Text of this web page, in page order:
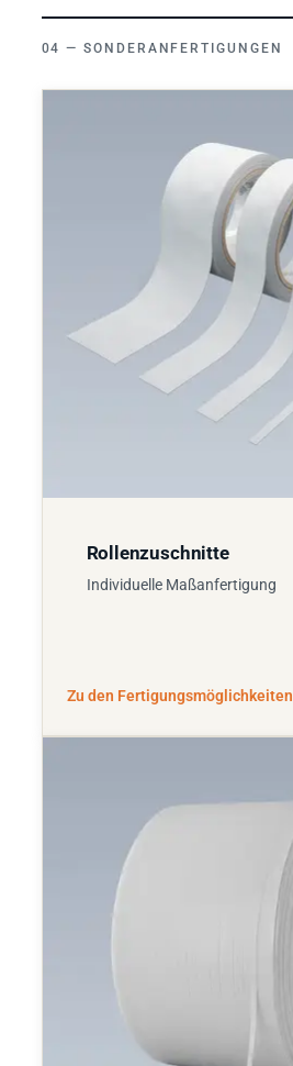
SONDERANFERTIGUNGEN
Rollenzuschnitte
Individuelle Maßanfertigung
Zu den Fertigungsmöglichkeiten